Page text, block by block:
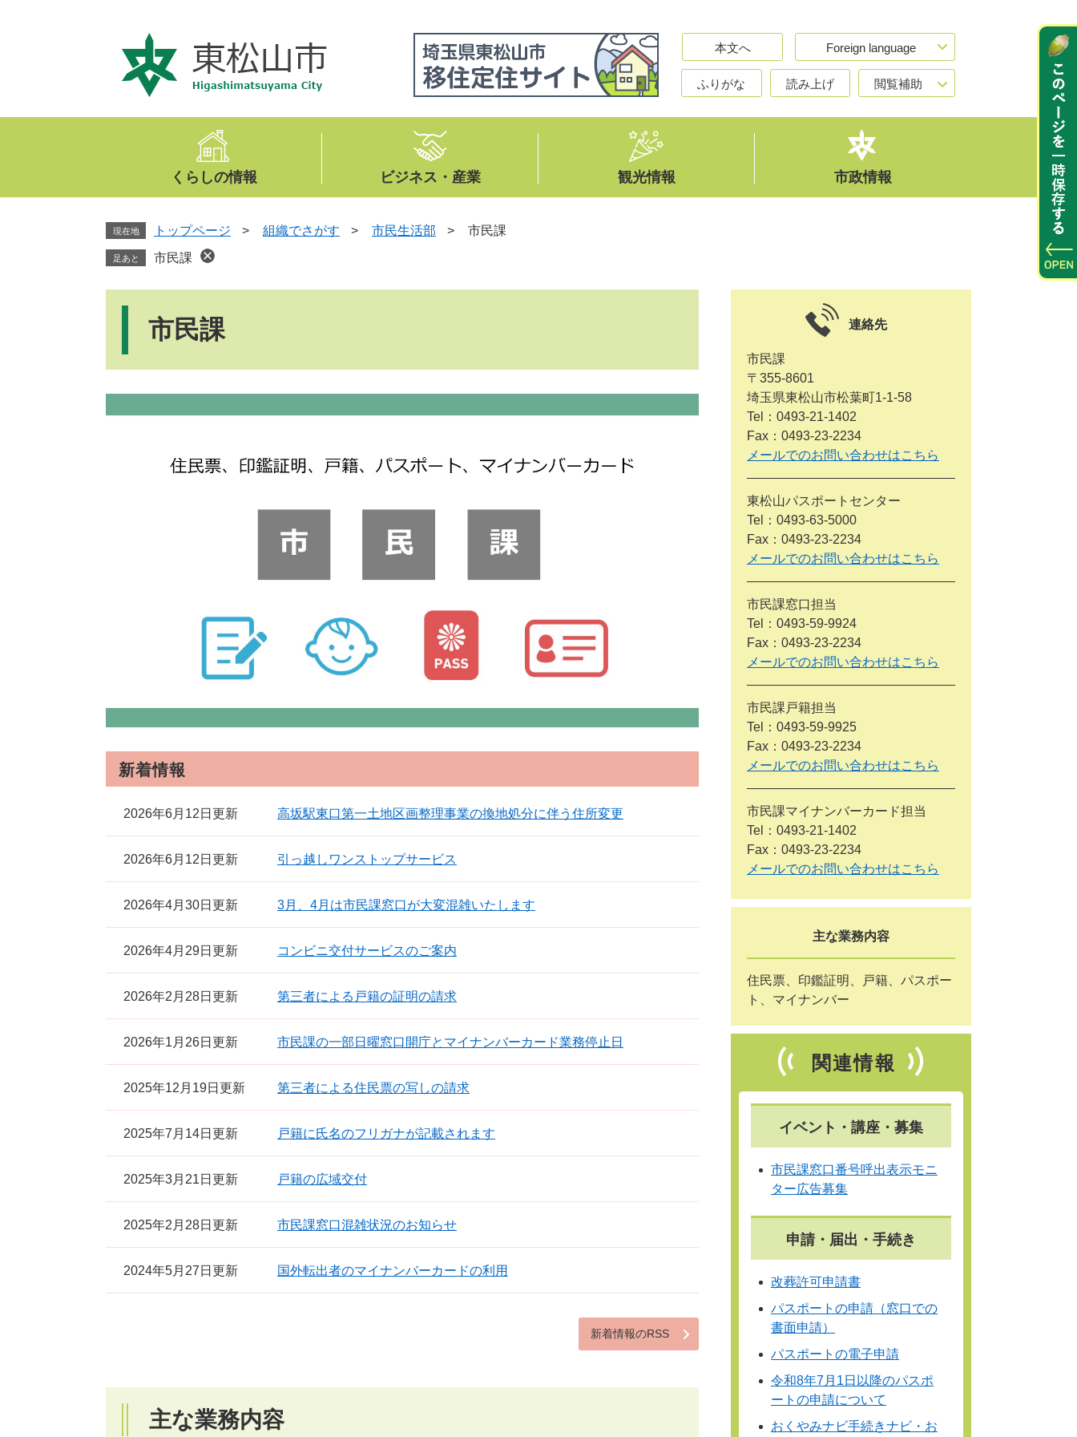
文
本文へ Foreign language
ふりがな 読み上げ 閲覧補助
くらしの情報 ビジネス・産業 観光情報 市政情報
現在地 トップページ > 組織でさがす > 市民生活部 > 市民課
足あと 市民課
市民課
新着情報
2026年6月12日更新 高坂駅東口第一土地区画整理事業の換地処分に伴う住所変更
2026年6月12日更新 引っ越しワンストップサービス
2026年4月30日更新 3月、4月は市民課窓口が大変混雑いたします
2026年4月29日更新 コンビニ交付サービスのご案内
2026年2月28日更新 第三者による戸籍の証明の請求
2026年1月26日更新 市民課の一部日曜窓口開庁とマイナンバーカード業務停止日
2025年12月19日更新 第三者による住民票の写しの請求
2025年7月14日更新 戸籍に氏名のフリガナが記載されます
2025年3月21日更新 戸籍の広域交付
2025年2月28日更新 市民課窓口混雑状況のお知らせ
2024年5月27日更新 国外転出者のマイナンバーカードの利用
新着情報のRSS
主な業務内容
連絡先
市民課
〒355-8601
埼玉県東松山市松葉町1-1-58
Tel：0493-21-1402
Fax：0493-23-2234
メールでのお問い合わせはこちら
東松山パスポートセンター
Tel：0493-63-5000
Fax：0493-23-2234
メールでのお問い合わせはこちら
市民課窓口担当
Tel：0493-59-9924
Fax：0493-23-2234
メールでのお問い合わせはこちら
市民課戸籍担当
Tel：0493-59-9925
Fax：0493-23-2234
メールでのお問い合わせはこちら
市民課マイナンバーカード担当
Tel：0493-21-1402
Fax：0493-23-2234
メールでのお問い合わせはこちら
主な業務内容
住民票、印鑑証明、戸籍、パスポー
ト、マイナンバー
関連情報
イベント・講座・募集
市民課窓口番号呼出表示モニ
ター広告募集
申請・届出・手続き
改葬許可申請書
パスポートの申請（窓口での
書面申請）
パスポートの電子申請
令和8年7月1日以降のパスポ
ートの申請について
おくやみナビ手続きナビ・お